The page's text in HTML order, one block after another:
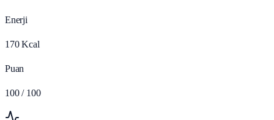
Enerji
170 Kcal
Puan
100 / 100